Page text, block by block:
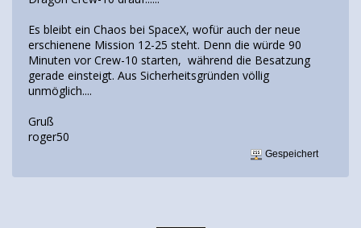
Es bleibt ein Chaos bei SpaceX, wofür auch der neue
erschienene Mission 12-25 steht. Denn die würde 90
Minuten vor Crew-10 starten, während die Besatzung
gerade einsteigt. Aus Sicherheitsgründen völlig
unmöglich....
Gruß
roger50
Gespeichert